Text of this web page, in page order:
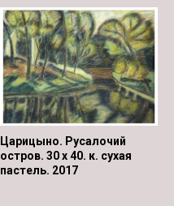
Царицыно. Русалочий
остров. 30 х 40. к. сухая
пастель. 2017